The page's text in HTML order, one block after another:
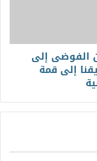
الفوضى إلى
إلى قمة